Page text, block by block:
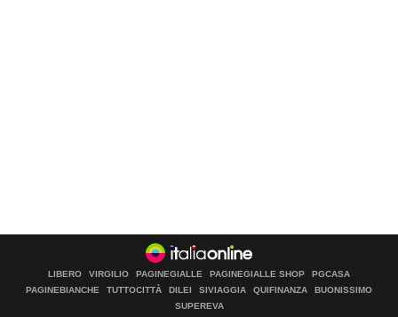
LIBERO VIRGILIO PAGINEGIALLE PAGINEGIALLE SHOP
PGCASA
PAGINEBIANCHE
TUTTOCITTÀ DILEI SIVIAGGIA QUIFINANZA
BUONISSIMO
SUPEREVA